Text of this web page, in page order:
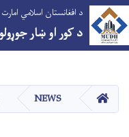
د افغانستان اسلامي امارت
د کور او ښار
کور NEWS